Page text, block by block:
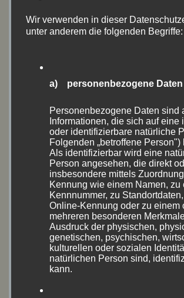
Juni 2025(8)
August 2024(11)
Juli 2024(5)
Mai 2024(9)
April 2024(2)
August 2023(17)
Juni 2023(1)
April 2023(8)
August 2022
Juni 2022
Wir verwenden in dieser
unter anderem die folgenden Begriffe:
a) personenbezogene Daten
Personenbezogene Daten sind
Informationen, die sich auf eine
oder identifizierbare natürliche
Folgenden „betroffene Person")
Als identifizierbar wird eine
Person angesehen, die direkt
insbesondere mittels
Kennung wie einem Namen, zu
Kennnummer, zu
Online-Kennung oder zu einem
mehreren besonderen
Ausdruck der physischen,
genetischen, psychischen,
kulturellen oder sozialen
natürlichen Person sind,
kann.